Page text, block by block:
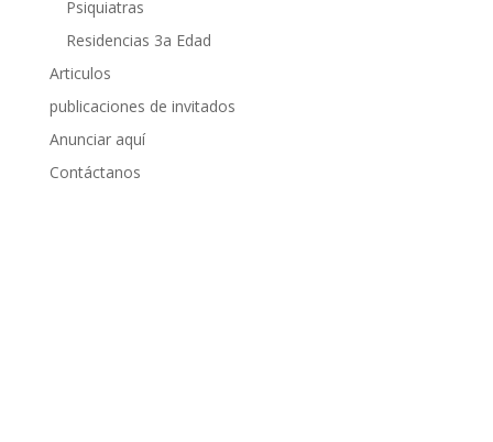
Psiquiatras
Residencias 3a Edad
Articulos
publicaciones de invitados
Anunciar aquí
Contáctanos